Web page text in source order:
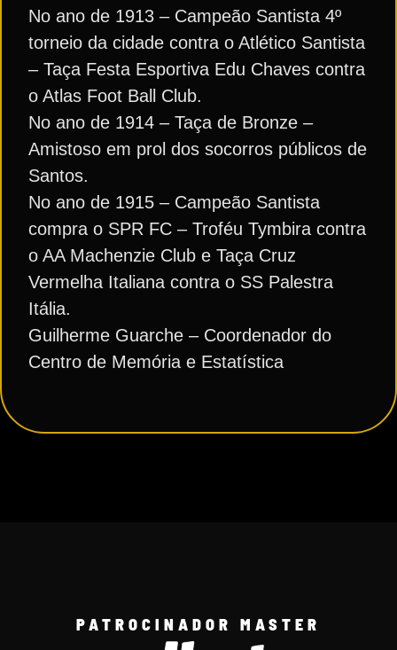
No ano de 1913 – Campeão Santista 4º
torneio da cidade contra o Atlético Santista
– Taça Festa Esportiva Edu Chaves contra
o Atlas Foot Ball Club.
No ano de 1914 – Taça de Bronze –
Amistoso em prol dos socorros públicos de
Santos.
No ano de 1915 – Campeão Santista
compra o SPR FC – Troféu Tymbira contra
o AA Machenzie Club e Taça Cruz
Vermelha Italiana contra o SS Palestra
Itália.
Guilherme Guarche – Coordenador do
Centro de Memória e Estatística
PATROCINADOR MASTER